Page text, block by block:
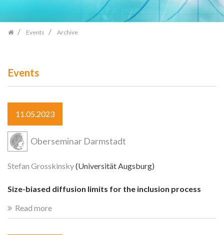
Events Archive
Events
11.05.2023
Oberseminar Darmstadt
Stefan Grosskinsky(Universität Augsburg)
Size-biased diffusion limits for the inclusion process
Read more